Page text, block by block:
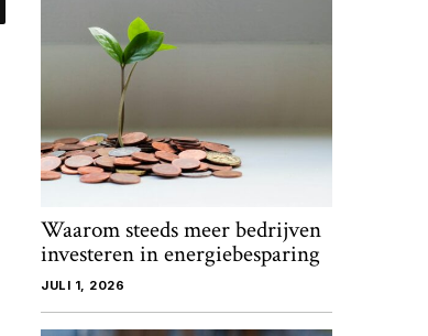
Waarom steeds meer bedrijven
investeren in energiebesparing
JULI 1, 2026